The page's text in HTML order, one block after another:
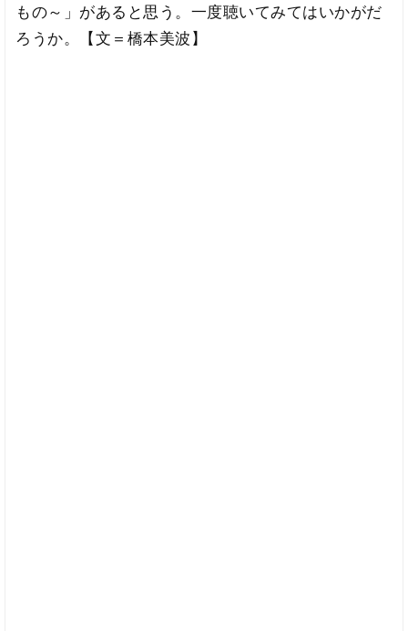
もの～」があると思う。一度聴いてみてはいかがだ
ろうか。【文＝橋本美波】